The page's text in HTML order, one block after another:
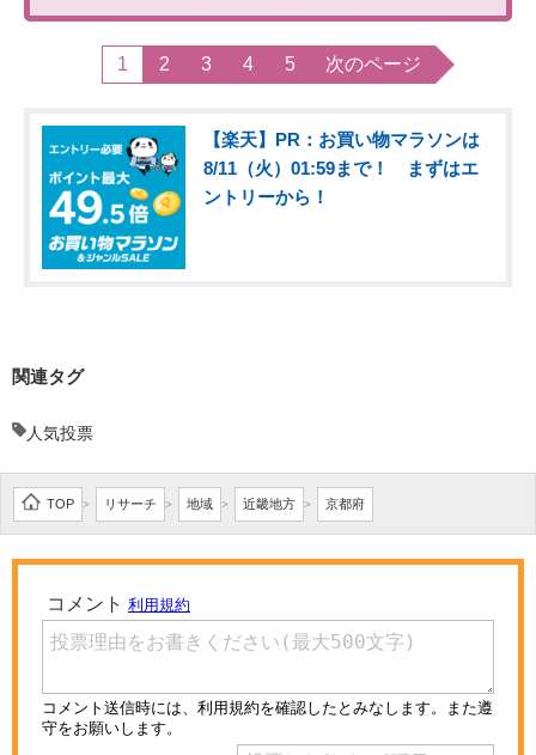
1 2 3 4 5 次のページ
【楽天】PR：お買い物マラソンは
8/11（火）01:59まで！ まずはエ
ントリーから！
関連タグ
人気投票
TOP > リサーチ > 地域 > 近畿地方 > 京都府